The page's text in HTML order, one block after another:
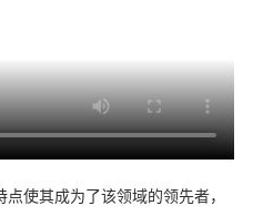
使其成为了该领域的领先者，